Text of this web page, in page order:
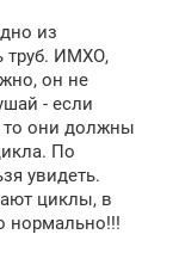
из
труб. ИМХО,
он не
- если
то они должны
По
увидеть.
циклы, в
нормально!!!